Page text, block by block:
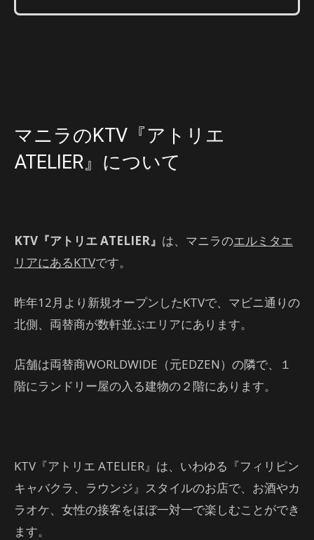
マニラのKTV『アトリエ
ATELIER』について
KTV『アトリエ ATELIER』 は、マニラのエルミタエ
リアにあるKTVです。
昨年12月より新規オープンしたKTVで、マビニ通りの
北側、両替商が数軒並ぶエリアにあります。
店舗は両替商WORLDWIDE（元EDZEN）の隣で、１
階にランドリー屋の入る建物の２階にあります。
KTV『アトリエ ATELIER』は、いわゆる『フィリピン
キャバクラ、ラウンジ』スタイルのお店で、お酒やカ
ラオケ、女性の接客をほぼ一対一で楽しむことができ
ます。